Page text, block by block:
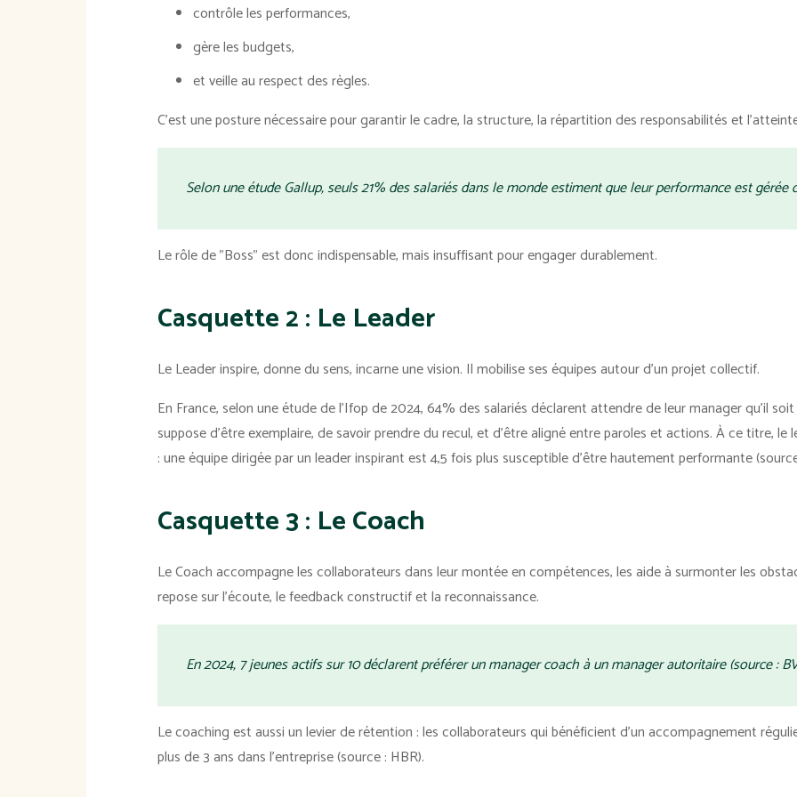
contrôle les performances,
gère les budgets,
et veille au respect des règles.
C'est une posture nécessaire pour garantir le cadre, la structure, la répartition des responsabilités et
Selon une étude Gallup, seuls 21% des salariés dans le monde estiment que leur performance est gérée
Le rôle de "Boss" est donc indispensable, mais insuffisant pour engager durablement.
Casquette 2 : Le Leader
Le Leader inspire, donne du sens, incarne une vision. Il mobilise ses équipes autour d'un projet collectif.
En France, selon une étude de l’Ifop de 2024, 64% des salariés déclarent attendre de leur manager qu’il
suppose d'être exemplaire, de savoir prendre du recul, et d’être aligné entre paroles et actions. À ce titre,
: une équipe dirigée par un leader inspirant est 4,5 fois plus susceptible d'être hautement performante
Casquette 3 : Le Coach
Le Coach accompagne les collaborateurs dans leur montée en compétences, les aide à surmonter les
repose sur l’écoute, le feedback constructif et la reconnaissance.
En 2024, 7 jeunes actifs sur 10 déclarent préférer un manager coach à un manager autoritaire (source :
Le coaching est aussi un levier de rétention : les collaborateurs qui bénéficient d’un accompagnement
plus de 3 ans dans l’entreprise (source : HBR).